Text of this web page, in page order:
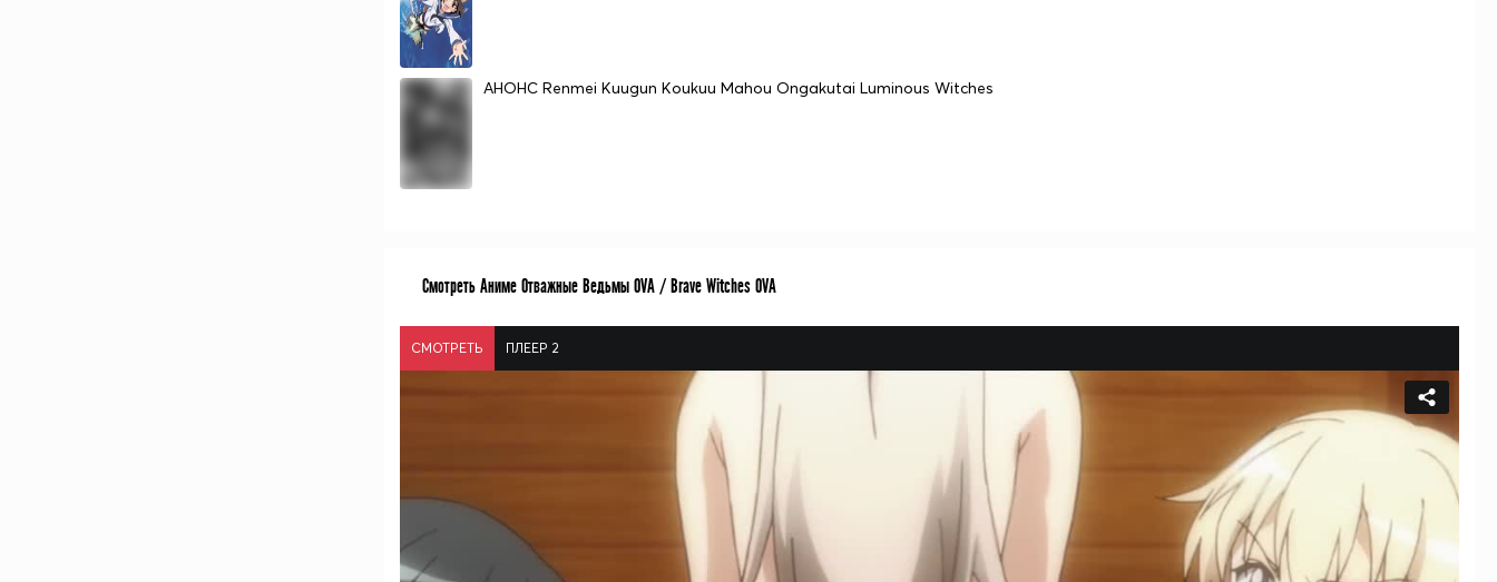
АНОНС Renmei Kuugun Koukuu Mahou Ongakutai Luminous Witches
Смотреть Аниме Отважные Ведьмы OVA / Brave Witches OVA
СМОТРЕТЬ ПЛЕЕР 2